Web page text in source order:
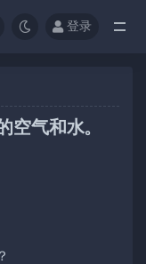
登录
气和水。